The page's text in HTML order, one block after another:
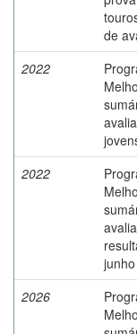
de
2022
2022
2026